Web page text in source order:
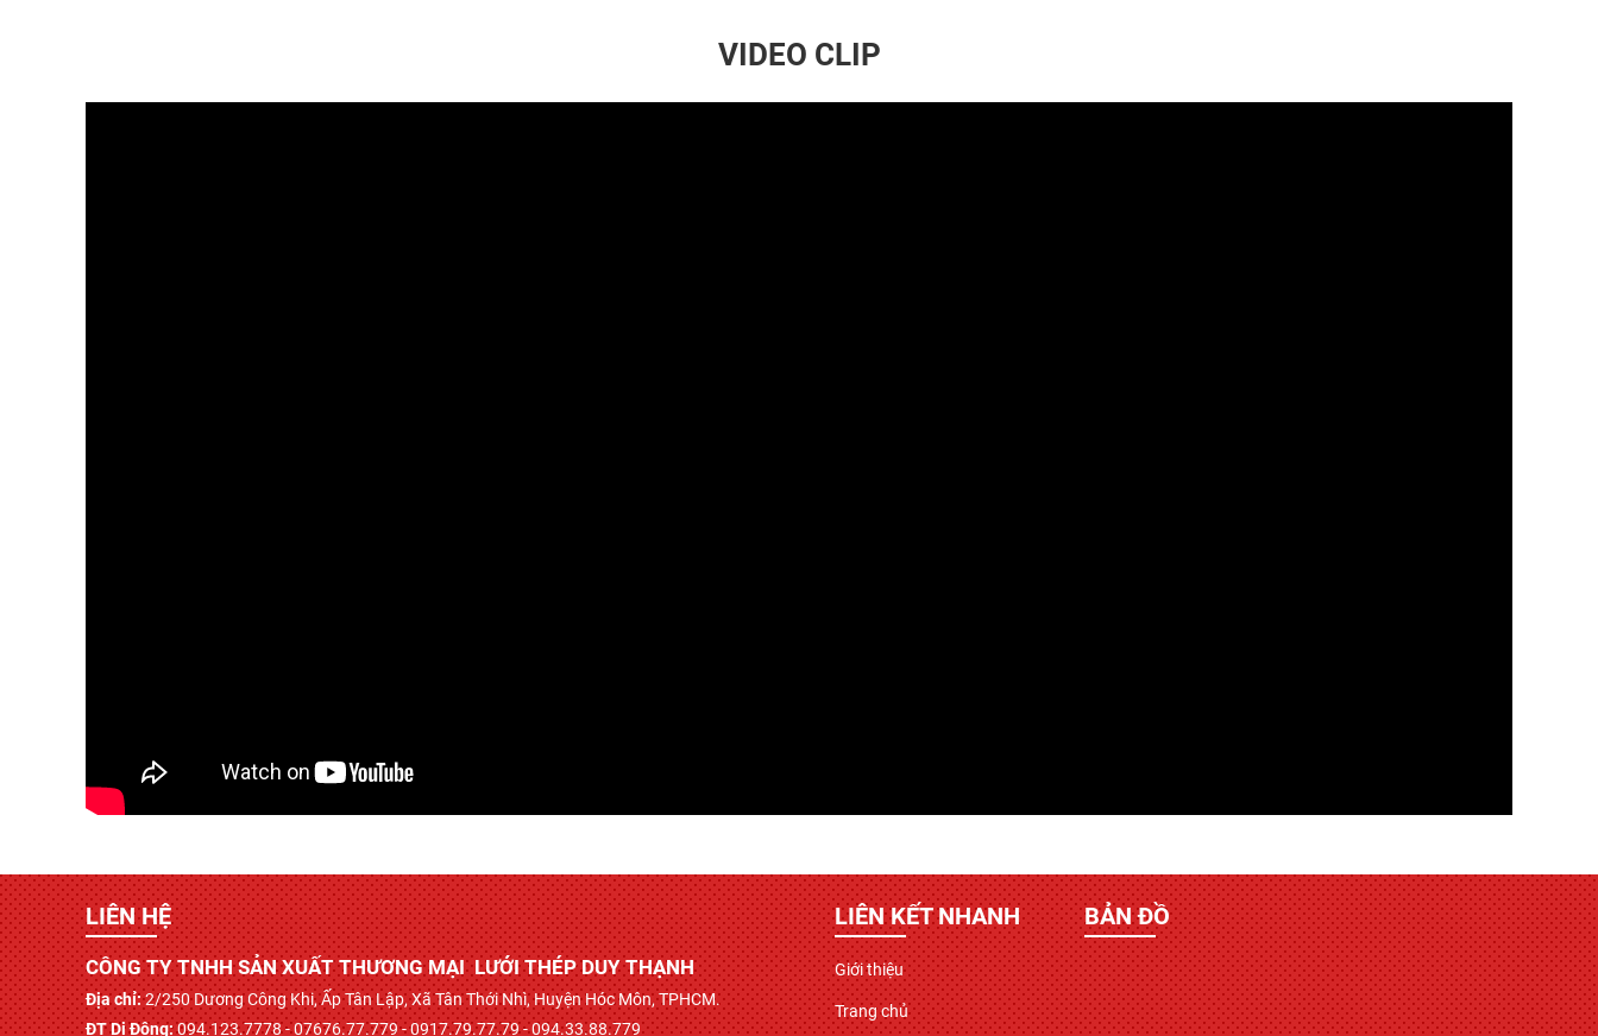
VIDEO CLIP
LIÊN HỆ
CÔNG TY TNHH SẢN XUẤT THƯƠNG MẠI LƯỚI THÉP DUY THẠNH
Địa chỉ:2/250 Dương Công Khi, Ấp Tân Lập, Xã Tân Thới Nhì, Huyện Hóc Môn, TPHCM.
ĐT Di Động:094.123.7778 - 07676.77.779 - 0917.79.77.79 - 094.33.88.779
LIÊN KẾT NHANH
Giới thiệu
Trang chủ
BẢN ĐỒ